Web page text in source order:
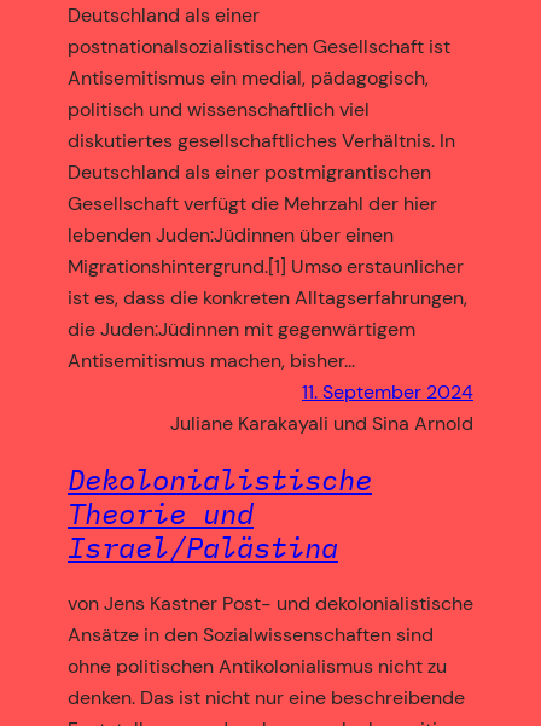
Deutschland als einer
postnationalsozialistischen Gesellschaft ist
Antisemitismus ein medial, pädagogisch,
politisch und wissenschaftlich viel
diskutiertes gesellschaftliches Verhältnis. In
Deutschland als einer postmigrantischen
Gesellschaft verfügt die Mehrzahl der hier
lebenden Juden:Jüdinnen über einen
Migrationshintergrund.[1] Umso erstaunlicher
ist es, dass die konkreten Alltagserfahrungen,
die Juden:Jüdinnen mit gegenwärtigem
Antisemitismus machen, bisher…
11. September 2024
Juliane Karakayali und Sina Arnold
Dekolonialistische
Theorie und
Israel/Palästina
von Jens Kastner Post- und dekolonialistische
Ansätze in den Sozialwissenschaften sind
ohne politischen Antikolonialismus nicht zu
denken. Das ist nicht nur eine beschreibende